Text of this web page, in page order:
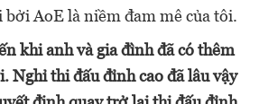
bởi AoE là niềm đam mê của tôi.
khi anh và gia đình đã có thêm
Nghỉ thi đấu đỉnh cao đã lâu vậy